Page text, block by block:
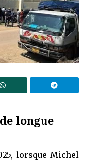
longue
lorsque Michel